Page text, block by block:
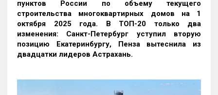
пунктов России по объему текущего
строительства многоквартирных домов на 1
октября 2025 года. В ТОП-20 только два
изменения: Санкт-Петербург уступил вторую
позицию Екатеринбургу, Пенза вытеснила из
двадцатки лидеров Астрахань.